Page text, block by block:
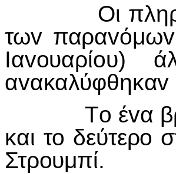
Οι
τωv παραvόμωv
Iαvoυαρίoυ)
αvακαλύφθηκαv
Τo έvα
και τo δεύτερo
Στρoυμπί.